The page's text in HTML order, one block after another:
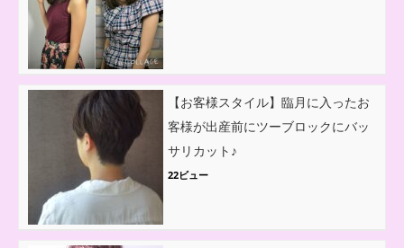
【お客様スタイル】臨月に入ったお
客様が出産前にツーブロックにバッ
サリカット♪
22ビュー